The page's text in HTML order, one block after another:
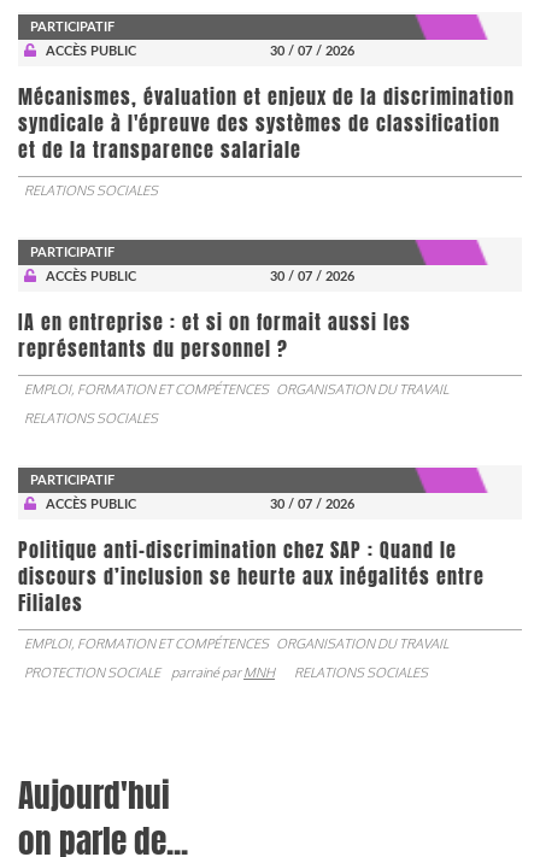
PARTICIPATIF
ACCÈS PUBLIC
30 / 07 / 2026
Mécanismes, évaluation et enjeux de la discrimination
syndicale à l'épreuve des systèmes de classification
et de la transparence salariale
RELATIONS SOCIALES
PARTICIPATIF
ACCÈS PUBLIC
30 / 07 / 2026
IA en entreprise : et si on formait aussi les
représentants du personnel ?
EMPLOI, FORMATION ET COMPÉTENCES ORGANISATION DU TRAVAIL
RELATIONS SOCIALES
PARTICIPATIF
ACCÈS PUBLIC
30 / 07 / 2026
Politique anti-discrimination chez SAP : Quand le
discours d’inclusion se heurte aux inégalités entre
Filiales
EMPLOI, FORMATION ET COMPÉTENCES ORGANISATION DU TRAVAIL
PROTECTION SOCIALE
parrainé parMNH RELATIONS SOCIALES
Aujourd'hui
on parle de...